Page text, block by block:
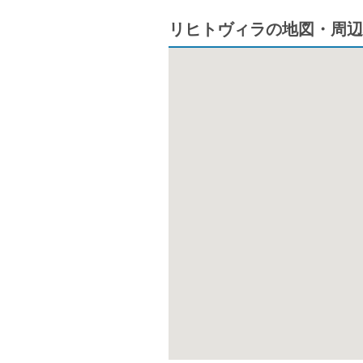
リヒトヴィラの地図・周